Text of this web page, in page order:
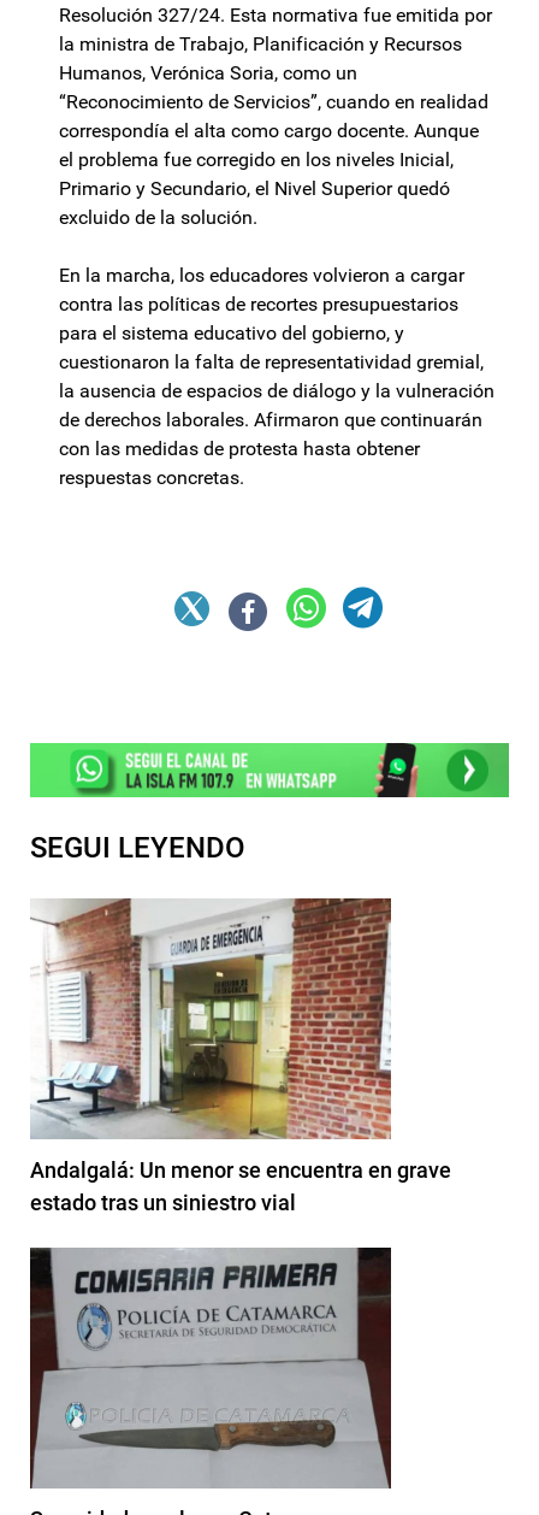
Resolución 327/24. Esta normativa fue emitida por
la ministra de Trabajo, Planificación y Recursos
Humanos, Verónica Soria, como un
“Reconocimiento de Servicios”, cuando en realidad
correspondía el alta como cargo docente. Aunque
el problema fue corregido en los niveles Inicial,
Primario y Secundario, el Nivel Superior quedó
excluido de la solución.
En la marcha, los educadores volvieron a cargar
contra las políticas de recortes presupuestarios
para el sistema educativo del gobierno, y
cuestionaron la falta de representatividad gremial,
la ausencia de espacios de diálogo y la vulneración
de derechos laborales. Afirmaron que continuarán
con las medidas de protesta hasta obtener
respuestas concretas.
SEGUI LEYENDO
Andalgalá: Un menor se encuentra en grave
estado tras un siniestro vial